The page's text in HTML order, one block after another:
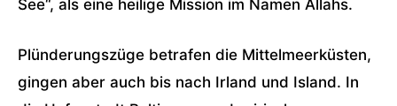
See“, als eine heilige Mission im Namen Allahs.
Plünderungszüge betrafen die Mittelmeerküsten,
gingen aber auch bis nach Irland und Island. In